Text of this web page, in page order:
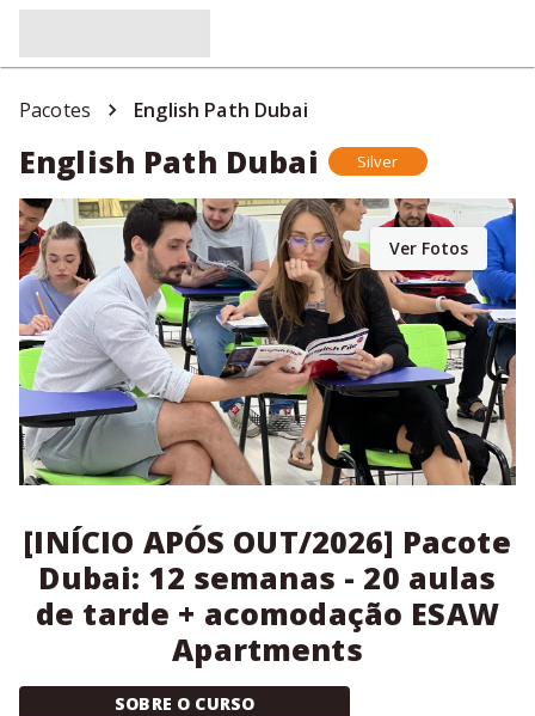
Pacotes English Path Dubai
English Path Dubai Silver
Ver Fotos
[INÍCIO APÓS OUT/2026] Pacote
Dubai: 12 semanas - 20 aulas
de tarde + acomodação ESAW
Apartments
SOBRE O CURSO